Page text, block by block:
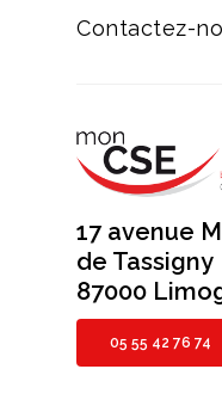
Contactez-
17 avenue
de Tassigny
87000
05 55 42 76 74